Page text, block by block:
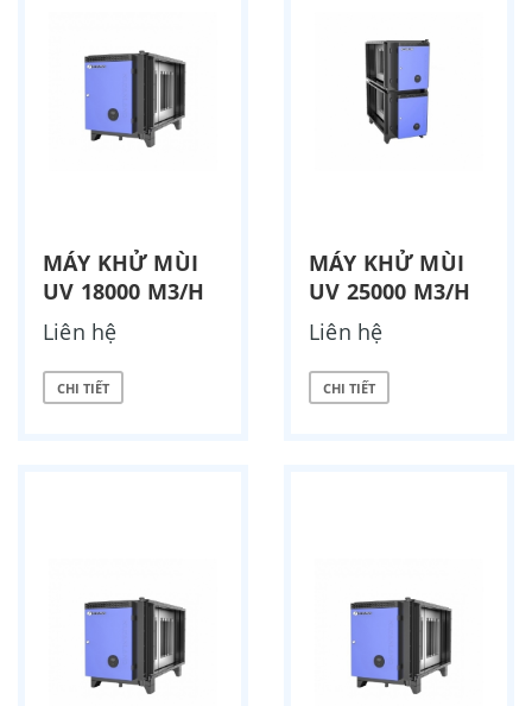
MÁY KHỬ MÙI
UV 18000 M3/H
Liên hệ
CHI TIẾT
MÁY KHỬ MÙI
UV 25000 M3/H
Liên hệ
CHI TIẾT